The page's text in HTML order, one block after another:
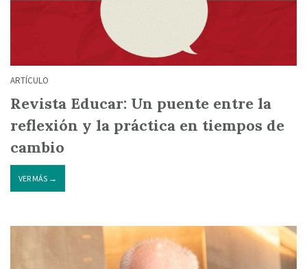
ARTÍCULO
Revista Educar: Un puente entre la
reflexión y la práctica en tiempos de
cambio
VER MÁS →